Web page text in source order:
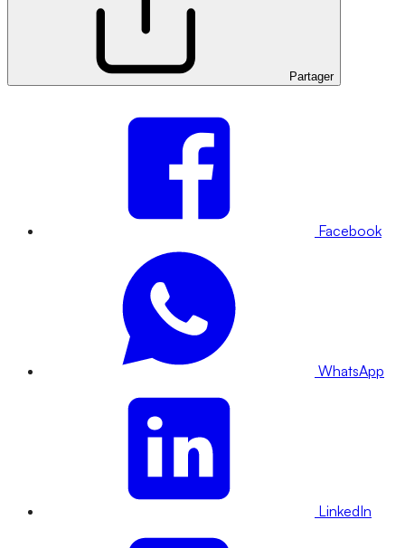
Partager
Facebook
WhatsApp
LinkedIn